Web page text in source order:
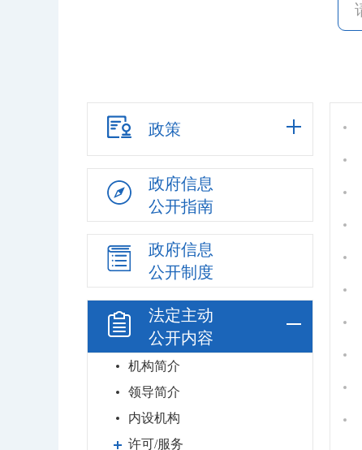
政策
政府信息
公开指南
政府信息
公开制度
法定主动
公开内容
机构简介
领导简介
内设机构
许可/服务